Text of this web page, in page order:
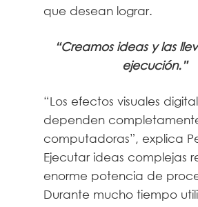
que desean lograr.
“Creamos ideas y las
ejecución.”
“Los efectos visuales
dependen
computadoras”, explica
Ejecutar ideas complejas
enorme potencia de
Durante mucho tiempo